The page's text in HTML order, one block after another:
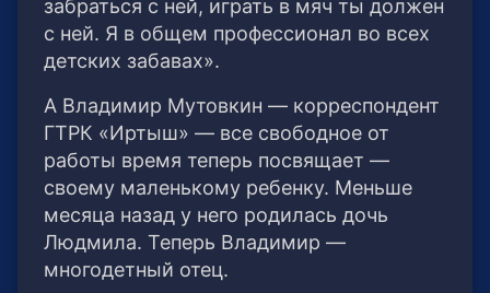
забраться с ней, играть в мяч ты должен
с ней. Я в общем профессионал во всех
детских забавах».
А Владимир Мутовкин — корреспондент
ГТРК «Иртыш» — все свободное от
работы время теперь посвящает —
своему маленькому ребенку. Меньше
месяца назад у него родилась дочь
Людмила. Теперь Владимир —
многодетный отец.